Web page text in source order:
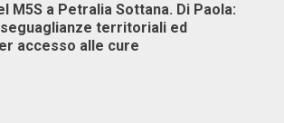
M5S a Petralia Sottana. Di Paola:
territoriali ed
accesso alle cure